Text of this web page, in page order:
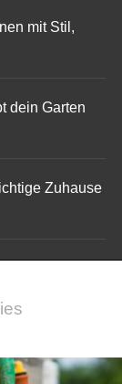
mit Stil,
dein Garten
Zuhause